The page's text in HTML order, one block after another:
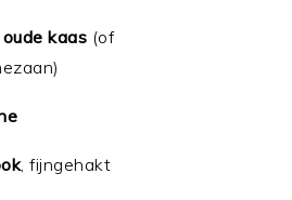
kaas (of
, fijngehakt